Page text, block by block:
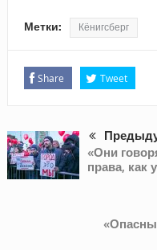
Метки: Кёнигсберг
Share Tweet
«Они
права, как